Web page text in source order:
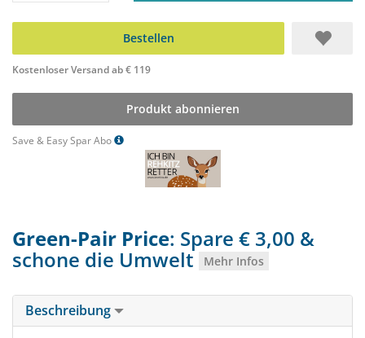
Bestellen
Kostenloser Versand ab € 119
Produkt abonnieren
Save & Easy Spar Abo
Green-Pair Price: Spare € 3,00 &
schone die Umwelt Mehr Infos
Beschreibung